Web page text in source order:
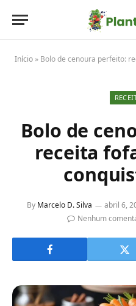
Início» Bolo de cenoura perfeito:
Bolo de
receita
By Marcelo D. Silva abril 6,
Nenhum